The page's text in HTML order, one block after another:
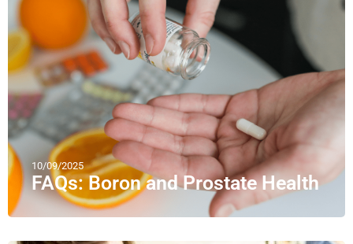
10/09/2025
FAQs: Boron and Prostate Health